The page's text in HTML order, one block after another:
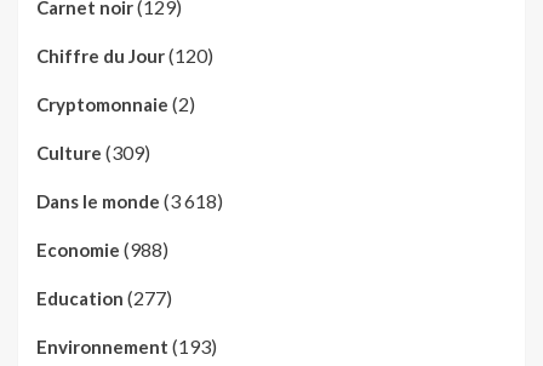
Carnet noir(129)
Chiffre du Jour(120)
Cryptomonnaie (2)
Culture (309)
Dans le monde (3 618)
Economie (988)
Education (277)
Environnement (193)